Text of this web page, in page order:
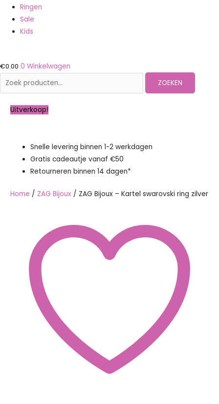
Ringen
Sale
Kids
€0.00 0 Winkelwagen
ZOEKEN
Uitverkoop!
Snelle levering binnen 1-2 werkdagen
Gratis cadeautje vanaf €50
Retourneren binnen 14 dagen*
Home / ZAG Bijoux / ZAG Bijoux – Kartel swarovski ring zilver